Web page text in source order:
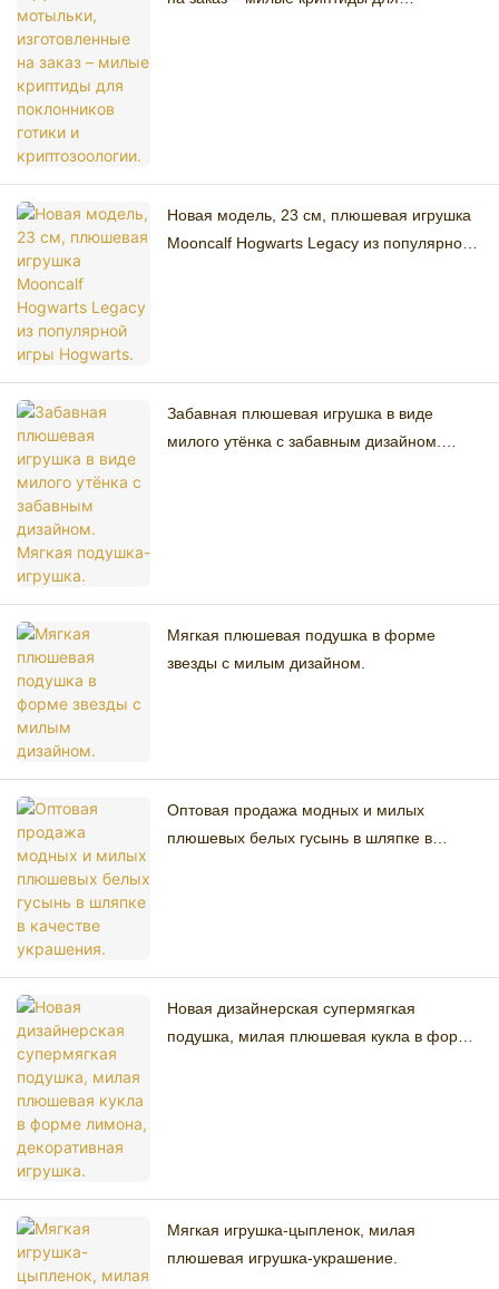
Новая модель, 23 см, плюшевая игрушка
Mooncalf Hogwarts Legacy из популярной
Забавная плюшевая игрушка в виде
милого утёнка с забавным дизайном.
Мягкая плюшевая подушка в форме
звезды с милым дизайном.
Оптовая продажа модных и милых
плюшевых белых гусынь в шляпке в
Новая дизайнерская супермягкая
подушка, милая плюшевая кукла в форме
Мягкая игрушка-цыпленок, милая
плюшевая игрушка-украшение.